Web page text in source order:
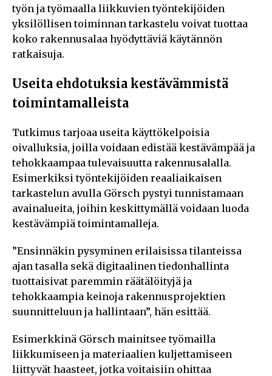
työn ja työmaalla liikkuvien työntekijöiden
yksilöllisen toiminnan tarkastelu voivat tuottaa
koko rakennusalaa hyödyttäviä käytännön
ratkaisuja.
Useita ehdotuksia kestävämmistä
toimintamalleista
Tutkimus tarjoaa useita käyttökelpoisia
oivalluksia, joilla voidaan edistää kestävämpää ja
tehokkaampaa tulevaisuutta rakennusalalla.
Esimerkiksi työntekijöiden reaaliaikaisen
tarkastelun avulla Görsch pystyi tunnistamaan
avainalueita, joihin keskittymällä voidaan luoda
kestävämpiä toimintamalleja.
”Ensinnäkin pysyminen erilaisissa tilanteissa
ajan tasalla sekä digitaalinen tiedonhallinta
tuottaisivat paremmin räätälöityjä ja
tehokkaampia keinoja rakennusprojektien
suunnitteluun ja hallintaan”, hän esittää.
Esimerkkinä Görsch mainitsee työmailla
liikkumiseen ja materiaalien kuljettamiseen
liittyvät haasteet, jotka voitaisiin ohittaa